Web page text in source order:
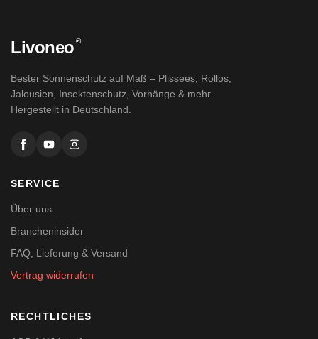
Livoneo ®
Bester Sonnenschutz auf Maß – Plissees, Rollos,
Jalousien, Insektenschutz, Vorhänge & mehr.
Hergestellt in Deutschland.
SERVICE
Über uns
Brancheninsider
FAQ, Lieferung & Versand
Vertrag widerrufen
RECHTLICHES